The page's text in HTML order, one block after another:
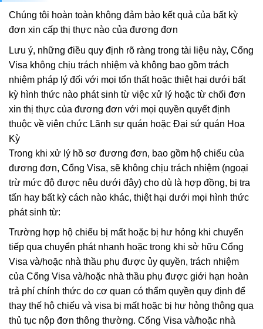
Chúng tôi hoàn toàn không đảm bảo kết quả của bất kỳ
đơn xin cấp thị thực nào của đương đơn
Lưu ý, những điều quy định rõ ràng trong tài liệu này, Cổng
Visa không chịu trách nhiệm và không bao gồm trách
nhiệm pháp lý đối với mọi tổn thất hoặc thiệt hại dưới bất
kỳ hình thức nào phát sinh từ việc xử lý hoặc từ chối đơn
xin thị thực của đương đơn với mọi quyền quyết định
thuộc về viên chức Lãnh sự quán hoặc Đại sứ quán Hoa
Kỳ
Trong khi xử lý hồ sơ đương đơn, bao gồm hộ chiếu của
đương đơn, Cổng Visa, sẽ không chịu trách nhiệm (ngoại
trừ mức độ được nêu dưới đây) cho dù là hợp đồng, bị tra
tấn hay bất kỳ cách nào khác, thiệt hại dưới mọi hình thức
phát sinh từ:
Trường hợp hộ chiếu bị mất hoặc bị hư hỏng khi chuyển
tiếp qua chuyển phát nhanh hoặc trong khi sở hữu Cổng
Visa và/hoặc nhà thầu phụ được ủy quyền, trách nhiệm
của Cổng Visa và/hoặc nhà thầu phụ được giới hạn hoàn
trả phí chính thức do cơ quan có thẩm quyền quy định để
thay thế hộ chiếu và visa bị mất hoặc bị hư hỏng thông qua
thủ tục nộp đơn thông thường. Cổng Visa và/hoặc nhà